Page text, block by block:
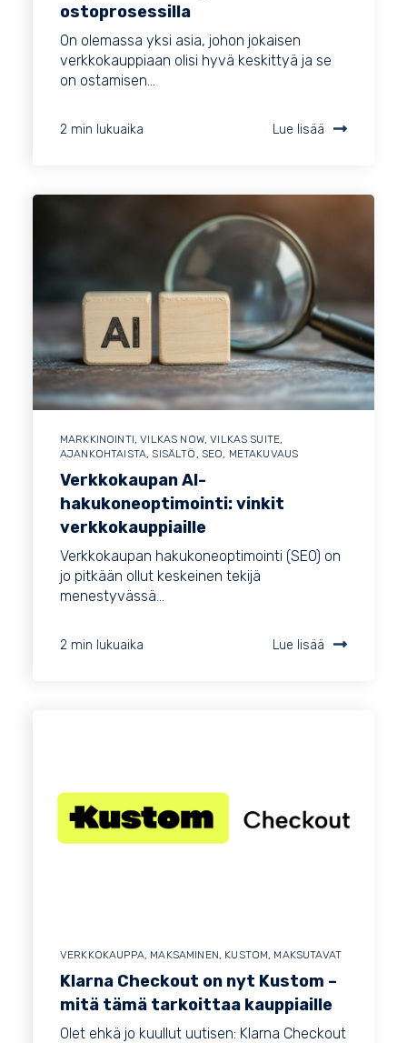
ostoprosessilla
On olemassa yksi asia, johon jokaisen
verkkokauppiaan olisi hyvä keskittyä ja se
on ostamisen...
2 min lukuaika Lue lisää
MARKKINOINTI ,VILKAS NOW,VILKAS SUITE
AJANKOHTAISTA SISÄLTÖ SEO METAKUVAUS
Verkkokaupan AI-
hakukoneoptimointi: vinkit
verkkokauppiaille
Verkkokaupan hakukoneoptimointi (SEO) on
jo pitkään ollut keskeinen tekijä
menestyvässä...
2 min lukuaika Lue lisää
VERKKOKAUPPA MAKSAMINEN KUSTOM MAKSUTAVAT
Klarna Checkout on nyt Kustom –
mitä tämä tarkoittaa kauppiaille
Olet ehkä jo kuullut uutisen: Klarna Checkout